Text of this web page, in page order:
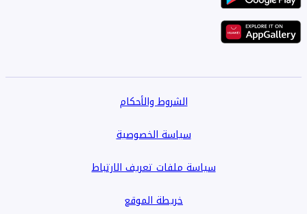
الشروط والأحكام
سياسة الخصوصية
سياسة ملفات تعريف الارتباط
خريطة الموقع